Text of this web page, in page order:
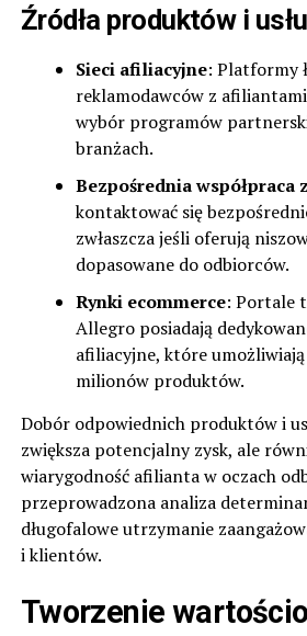
Źródła produktów i
Sieci afiliacyjne: Platformy
reklamodawców z
wybór programów
branżach.
Bezpośrednia współpraca
kontaktować się
zwłaszcza jeśli oferują
dopasowane do odbiorców.
Rynki ecommerce: Portale
Allegro posiadają
afiliacyjne, które
milionów produktów.
Dobór odpowiednich produktów i
zwiększa potencjalny zysk, ale
wiarygodność afilianta w oczach
przeprowadzona analiza
długofalowe utrzymanie
i klientów.
Tworzenie